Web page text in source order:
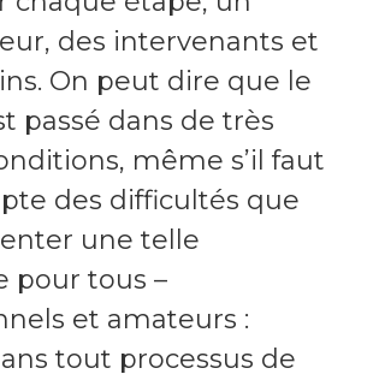
des intervenants et
On peut dire que le
passé dans de très
même s’il faut
des difficultés que
une telle
pour tous –
et amateurs :
tout processus de